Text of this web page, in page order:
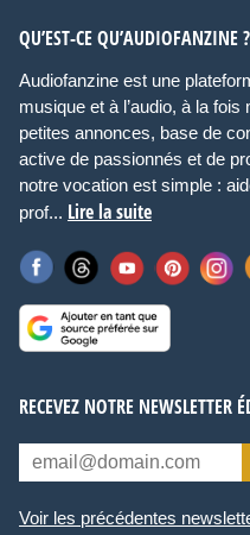
QU’EST-CE QU’AUDIOFANZINE ?
Audiofanzine est une
musique et à l’audio, à la
petites annonces, base de
active de passionnés et de
notre vocation est simple :
prof... Lire la suite
RECEVEZ NOTRE NEWSLETTER
Voir les précédentes